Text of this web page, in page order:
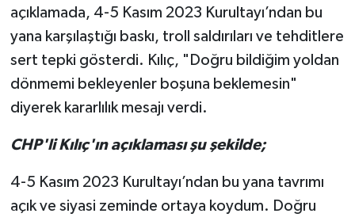
açıklamada, 4-5 Kasım 2023 Kurultayı’ndan bu
yana karşılaştığı baskı, troll saldırıları ve tehditlere
sert tepki gösterdi. Kılıç, "Doğru bildiğim yoldan
dönmemi bekleyenler boşuna beklemesin"
diyerek kararlılık mesajı verdi.
CHP'li Kılıç'ın açıklaması şu şekilde;
4-5 Kasım 2023 Kurultayı’ndan bu yana tavrımı
açık ve siyasi zeminde ortaya koydum. Doğru